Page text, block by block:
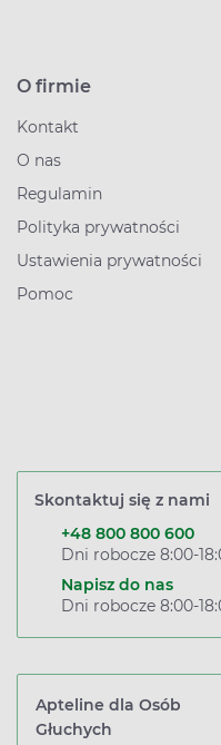
O firmie
Kontakt
O nas
Regulamin
Polityka prywatności
Ustawienia prywatności
Pomoc
Skontaktuj się z nami
+48 800 800 600
Dni robocze 8:00-
Napisz do nas
Dni robocze 8:00-
Apteline dla Osób
Głuchych